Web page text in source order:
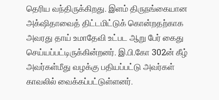
தெரிய வந்திருக்கிறது. இளம் திருநங்கையான
அக்‌ஷிதாவைத் திட்டமிட்டுக் கொன்றதற்காக
அவரது தாய் உமாதேவி உட்பட ஆறு பேர் கைது
செய்யப்பட்டிருக்கின்றனர். இ.பி.கோ 302ன் கீழ்
அவர்கள்மீது வழக்கு பதியப்பட்டு அவர்கள்
காவலில் வைக்கப்பட்டுள்ளனர்.